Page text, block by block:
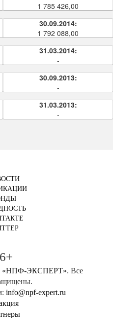
1 785 426,00
30.09.2014:
1 792 088,00
31.03.2014:
-
30.09.2013:
-
31.03.2013:
-
«НПФ-ЭКСПЕРТ». Все
info@npf-expert.ru